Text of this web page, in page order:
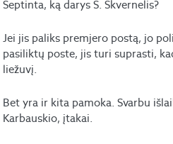
Septinta, ką darys S. Skvernelis?
Jei jis paliks premjero postą, jo
pasiliktų poste, jis turi suprasti,
liežuvį.
Bet yra ir kita pamoka. Svarbu
Karbauskio, įtakai.